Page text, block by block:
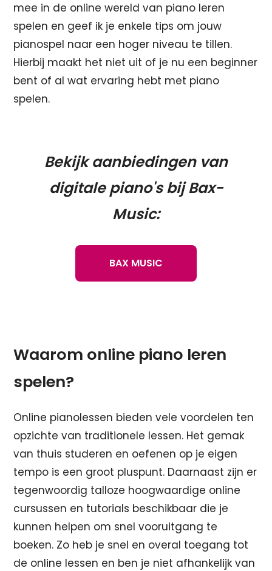
mee in de online wereld van piano leren
spelen en geef ik je enkele tips om jouw
pianospel naar een hoger niveau te tillen.
Hierbij maakt het niet uit of je nu een beginner
bent of al wat ervaring hebt met piano
spelen.
Bekijk aanbiedingen van
digitale piano's bij Bax-
Music:
BAX MUSIC
Waarom online piano leren
spelen?
Online pianolessen bieden vele voordelen ten
opzichte van traditionele lessen. Het gemak
van thuis studeren en oefenen op je eigen
tempo is een groot pluspunt. Daarnaast zijn er
tegenwoordig talloze hoogwaardige online
cursussen en tutorials beschikbaar die je
kunnen helpen om snel vooruitgang te
boeken. Zo heb je snel en overal toegang tot
de online lessen en ben je niet afhankelijk van